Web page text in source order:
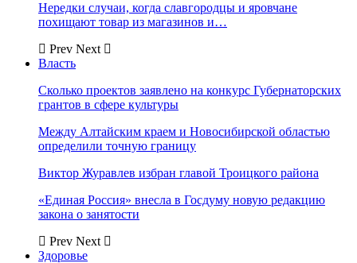
Нередки случаи, когда славгородцы и яровчане
похищают товар из магазинов и…
Prev Next
Власть
Сколько проектов заявлено на конкурс Губернаторских
грантов в сфере культуры
Между Алтайским краем и Новосибирской областью
определили точную границу
Виктор Журавлев избран главой Троицкого района
«Единая Россия» внесла в Госдуму новую редакцию
закона о занятости
Prev Next
Здоровье